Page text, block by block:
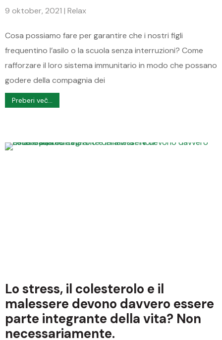
9 oktober, 2021 | Relax
Cosa possiamo fare per garantire che i nostri figli
frequentino l’asilo o la scuola senza interruzioni? Come
rafforzare il loro sistema immunitario in modo che possano
godere della compagnia dei
Preberi več...
Lo stress, il colesterolo e il
malessere devono davvero essere
parte integrante della vita? Non
necessariamente.